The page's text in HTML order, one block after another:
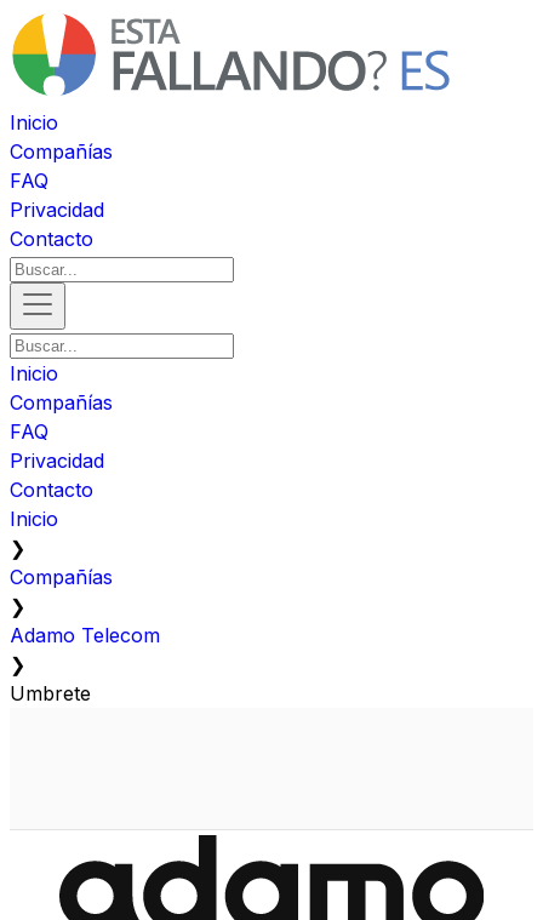
Inicio
Compañías
FAQ
Privacidad
Contacto
Inicio
Compañías
FAQ
Privacidad
Contacto
Inicio
❯
Compañías
❯
Adamo Telecom
❯
Umbrete